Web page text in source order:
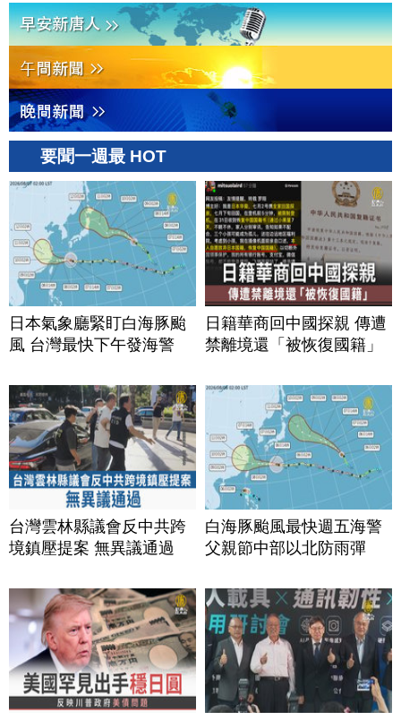
要聞一週最 HOT
日本氣象廳緊盯白海豚颱
風 台灣最快下午發海警
日籍華商回中國探親 傳遭
禁離境還「被恢復國籍」
台灣雲林縣議會反中共跨
境鎮壓提案 無異議通過
白海豚颱風最快週五海警
父親節中部以北防雨彈